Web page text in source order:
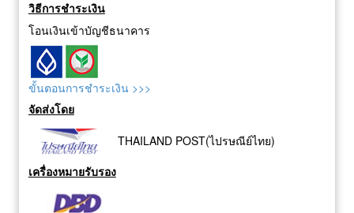
วิธีการชำระเงิน
โอนเงินเข้าบัญชีธนาคาร
ขั้นตอนการชำระเงิน >>>
จัดส่งโดย
THAILAND POST(ไปรษณีย์ไทย)
เครื่องหมายรับรอง